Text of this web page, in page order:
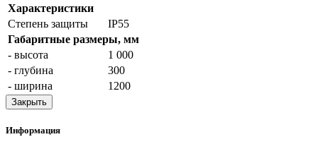
Характеристики
Степень защиты
IP55
Габаритные размеры, мм
- высота
1 000
- глубина
300
- ширина
1200
Закрыть
Информация